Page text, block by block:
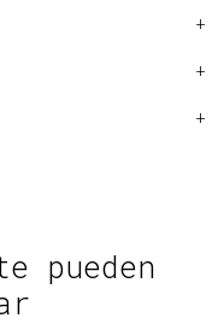
pueden